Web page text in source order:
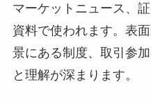
マーケットニュース、
資料で使われます。表
景にある制度、取引参
と理解が深まります。